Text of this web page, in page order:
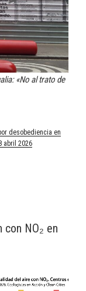
«No al trato de
desobediencia en
abril 2026
NO₂ en